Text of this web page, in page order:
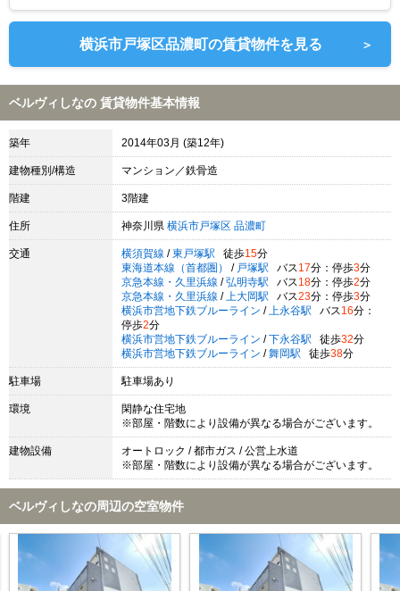
TOP
横浜市戸塚区品濃町の賃貸物件を見る ＞
ベルヴィしなの 賃貸物件基本情報
築年 2014年03月 (築12年)
建物種別/構造 マンション／鉄骨造
階建 3階建
住所 神奈川県 横浜市戸塚区 品濃町
交通 横須賀線 / 東戸塚駅 徒歩15分
東海道本線（首都圏）
/ 戸塚駅 バス 17分：停歩3分
京急本線・久里浜線 / 弘明寺駅 バス 18分：停歩2分
京急本線・久里浜線 / 上大岡駅 バス23分：停歩3分
横浜市営地下鉄ブルーライン / 上永谷駅 バス 16分：
停歩2分
横浜市営地下鉄ブルーライン / 下永谷駅 徒歩32分
横浜市営地下鉄ブルーライン / 舞岡駅 徒歩38分
駐車場 駐車場あり
環境
閑静な住宅地
※部屋・階数により設備が異なる場合がございます。
建物設備
オートロック / 都市ガス / 公営上水道
※部屋・階数により設備が異なる場合がございます。
ベルヴィしなの周辺の空室物件